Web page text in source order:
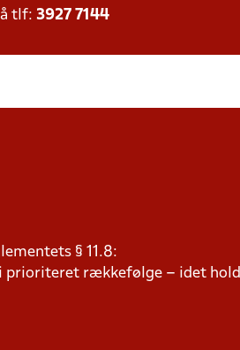
tlf: 3927 7144
§ 11.8:
prioriteret rækkefølge – idet hold